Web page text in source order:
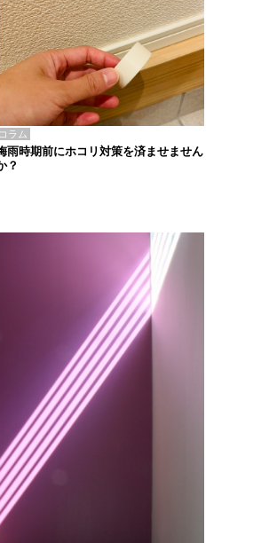
コラム
雨時期前にホコリ対策を済ませません
？